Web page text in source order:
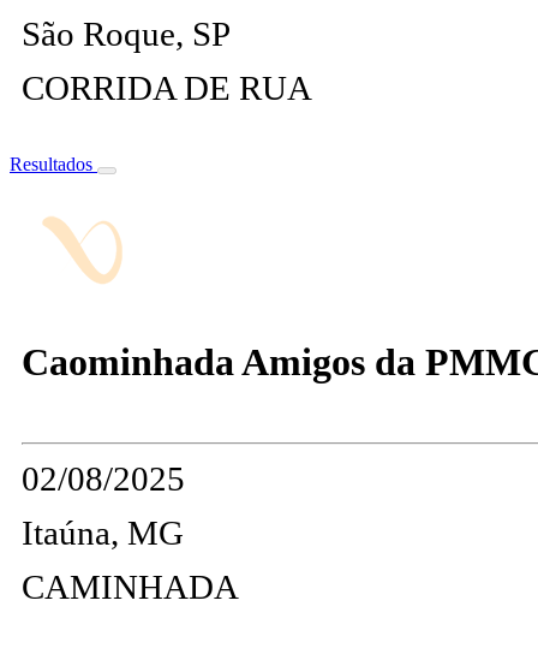
São Roque, SP
CORRIDA DE RUA
Resultados
Caominhada Amigos da
02/08/2025
Itaúna, MG
CAMINHADA